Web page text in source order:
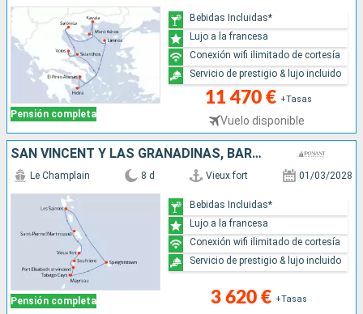
Pensión completa
11 470 € +Tasas
Vuelo disponible
Bebidas Incluidas*
Lujo a la francesa
Conexión wifi ilimitado de cortesía
Servicio de prestigio & lujo incluido
SAN VINCENT Y LAS GRANADINAS, BARBADOS, GUADALUPE, MARTINICA, SANTA LUCIA
Pensión completa
Le Champlain 8 d Vieux fort 01/03/2028
3 620 € +Tasas
Bebidas Incluidas*
Lujo a la francesa
Conexión wifi ilimitado de cortesía
Servicio de prestigio & lujo incluido